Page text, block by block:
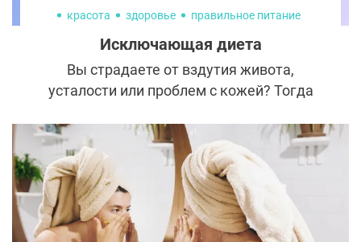
красота здоровье правильное питание
Исключающая диета
Вы страдаете от вздутия живота,
усталости или проблем с кожей? Тогда